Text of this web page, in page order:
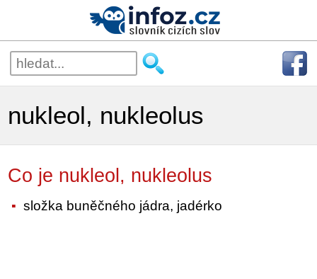
nukleol, nukleolus
Co je nukleol, nukleolus
složka buněčného jádra, jadérko